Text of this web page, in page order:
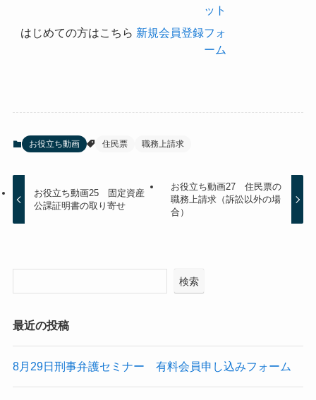
ット
はじめての方はこちら 新規会員登録フォ
ーム
お役立ち動画 住民票 職務上請求
お役立ち動画25 固定資産
公課証明書の取り寄せ
お役立ち動画27 住民票の
職務上請求（訴訟以外の場
合）
検索
最近の投稿
8月29日刑事弁護セミナー 有料会員申し込みフォーム